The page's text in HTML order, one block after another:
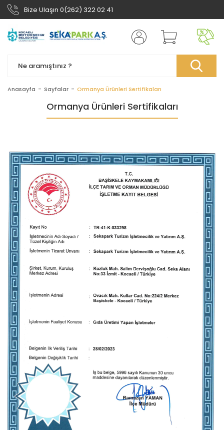
Bize Ulaşın 0(262) 322 02 41
Anasayfa Sayfalar Ormanya Ürünleri Sertifikaları
Ormanya Ürünleri Sertifikaları